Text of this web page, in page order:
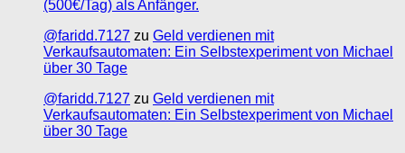
(500€/Tag) als Anfänger.
@faridd.7127 zu Geld verdienen mit
Verkaufsautomaten: Ein Selbstexperiment von Michael
über 30 Tage
@faridd.7127 zu Geld verdienen mit
Verkaufsautomaten: Ein Selbstexperiment von Michael
über 30 Tage